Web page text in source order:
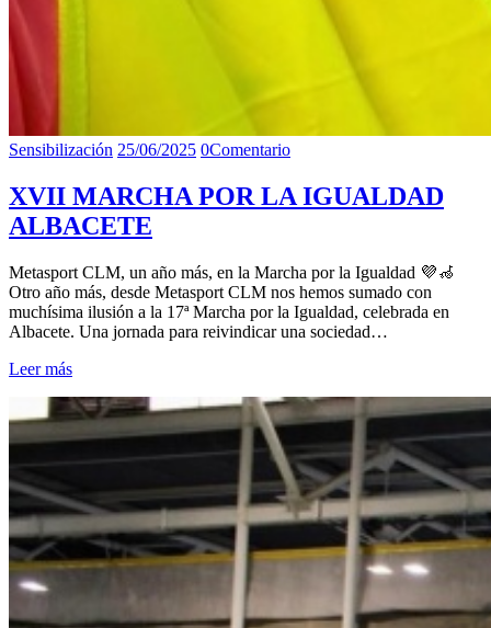
Sensibilización 25/06/2025 0Comentario
XVII MARCHA POR LA IGUALDAD
ALBACETE
Metasport CLM, un año más, en la Marcha por la Igualdad 💜🦽
Otro año más, desde Metasport CLM nos hemos sumado con
muchísima ilusión a la 17ª Marcha por la Igualdad, celebrada en
Albacete. Una jornada para reivindicar una sociedad…
Leer más